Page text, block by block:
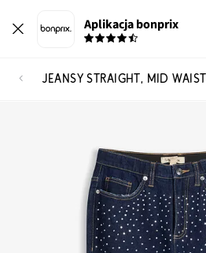
Aplikacja bonprix